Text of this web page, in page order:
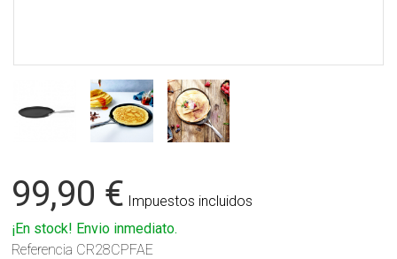
99,90 € Impuestos incluidos
¡En stock! Envio inmediato.
Referencia CR28CPFAE